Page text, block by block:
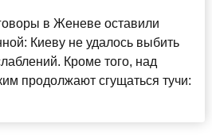
в Женеве оставили
Киеву не удалось выбить
Кроме того, над
продолжают сгущаться тучи: